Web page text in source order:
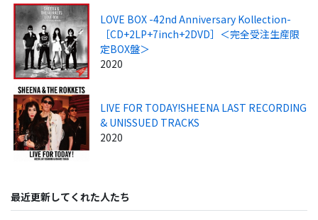
LOVE BOX -42nd Anniversary Kollection-
［CD+2LP+7inch+2DVD］＜完全受注生産限
定BOX盤＞
2020
LIVE FOR TODAY!SHEENA LAST RECORDING
& UNISSUED TRACKS
2020
最近更新してくれた人たち